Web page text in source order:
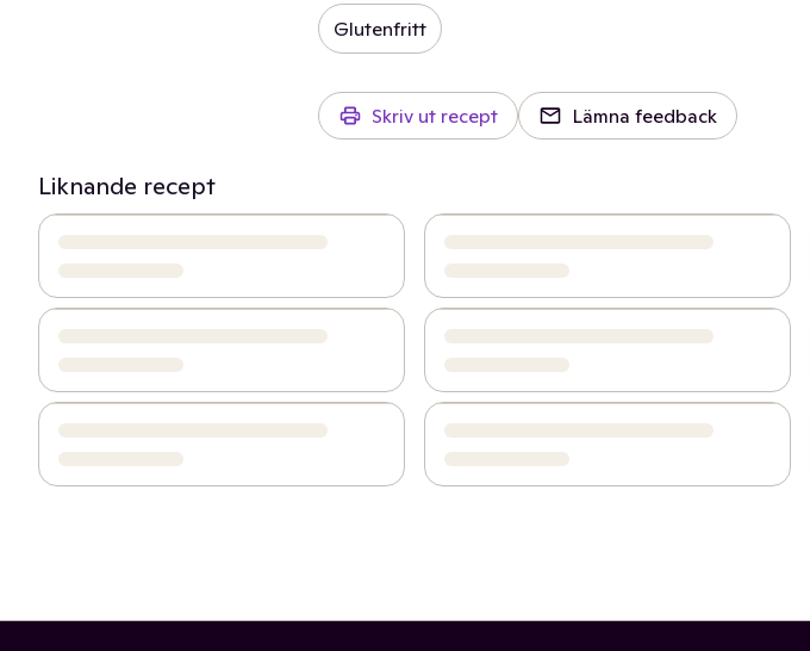
Glutenfritt
Skriv ut recept Lämna feedback
Liknande recept